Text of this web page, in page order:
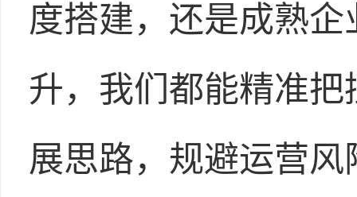
度搭建，还是成熟
升，我们都能精准
展思路，规避运营